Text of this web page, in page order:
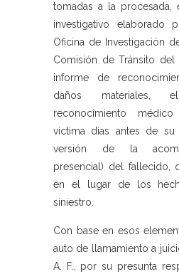
tomadas a la procesada,
investigativo elaborado
Oficina de Investigación
Comisión de Tránsito del
informe de
daños materiales,
reconocimiento
víctima días antes de
versión de la
presencial) del fallecido,
en el lugar de los
siniestro.
Con base en esos
auto de llamamiento a
A. F., por su presunta